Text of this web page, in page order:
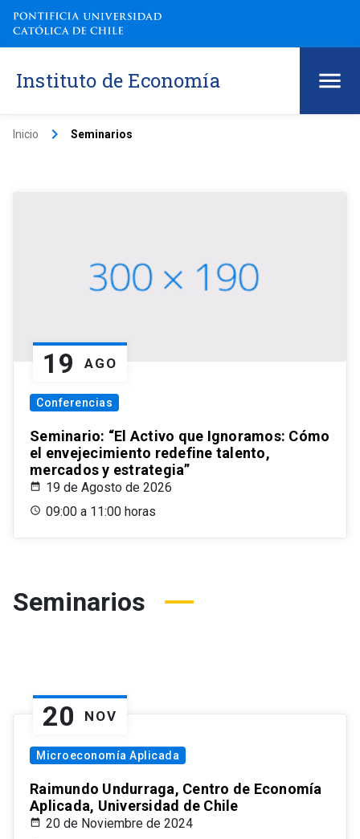
Instituto de Economía
Inicio keyboard_arrow_right Seminarios
19 AGO
Conferencias
Seminario: “El Activo que Ignoramos: Cómo
el envejecimiento redefine talento,
mercados y estrategia”
19 de Agosto de 2026
09:00 a 11:00 horas
Seminarios
20 NOV
Microeconomía Aplicada
Raimundo Undurraga, Centro de Economía
Aplicada, Universidad de Chile
20 de Noviembre de 2024